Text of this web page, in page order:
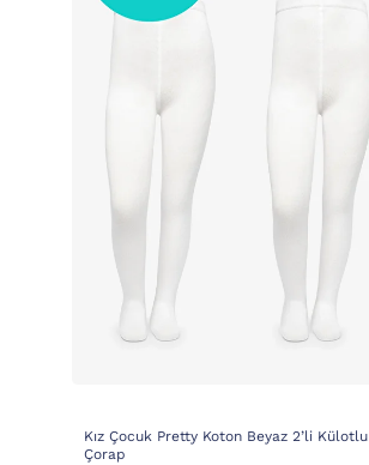
Kız Çocuk Pretty Koton Beyaz 2’li Külotlu
Çorap